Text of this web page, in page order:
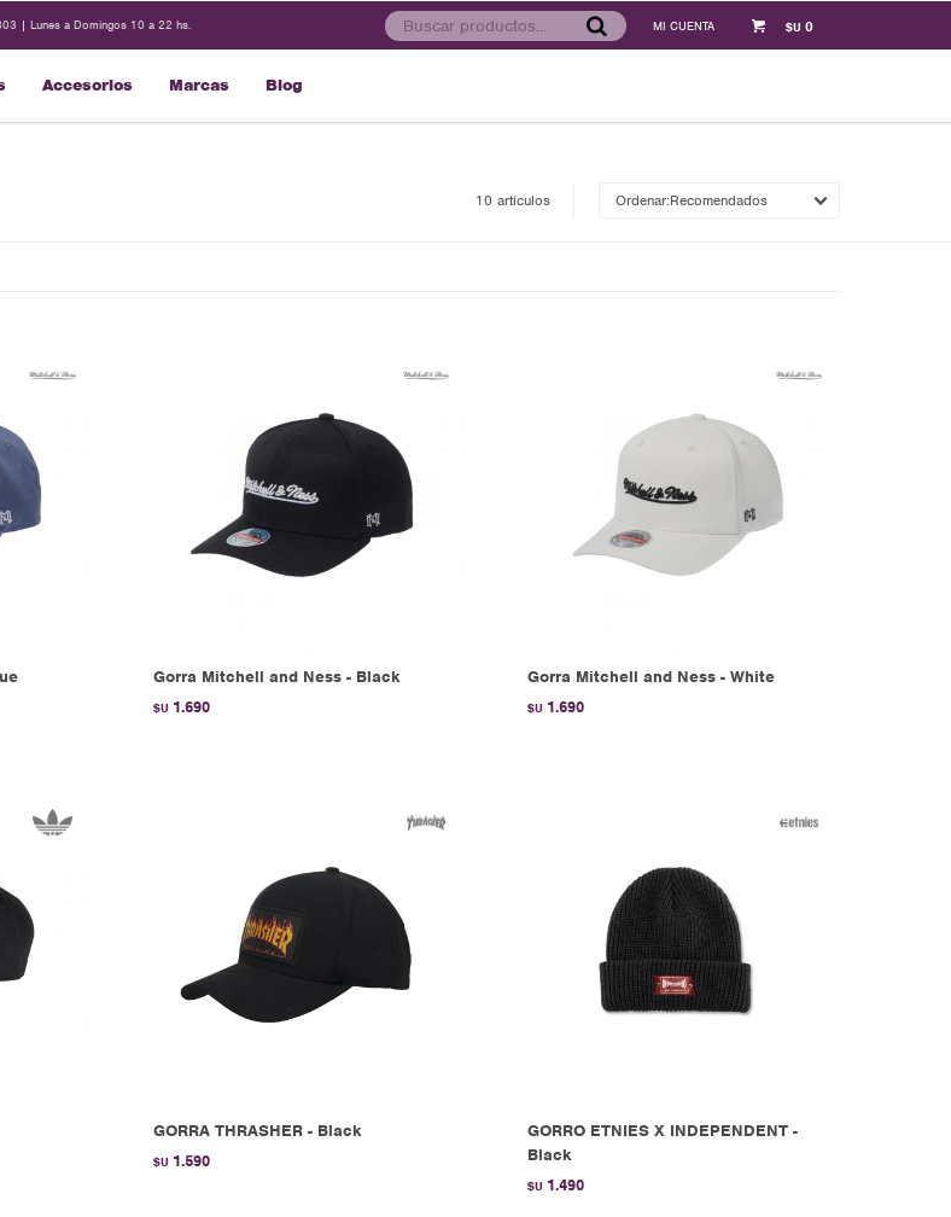
Accesorios Marcas Blog
$U 0
| Lunes a Domingos 10 a 22 hs.
10 artículos Recomendados
Gorra Mitchell and Ness - Black
$U 1.690
Gorra Mitchell and Ness - White
$U 1.690
GORRA THRASHER - Black
$U 1.590
GORRO ETNIES X INDEPENDENT -
Black
$U 1.490